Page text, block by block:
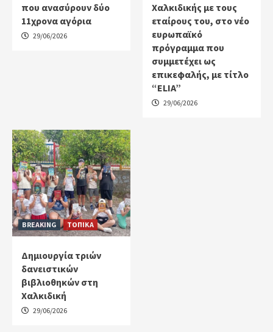
που ανασύρουν δύο
11χρονα αγόρια
29/06/2026
Χαλκιδικής με τους
εταίρους του, στο νέο
ευρωπαϊκό
πρόγραμμα που
συμμετέχει ως
επικεφαλής, με τίτλο
“ELIA”
29/06/2026
BREAKING ΤΟΠΙΚΑ
Δημιουργία τριών
δανειστικών
βιβλιοθηκών στη
Χαλκιδική
29/06/2026